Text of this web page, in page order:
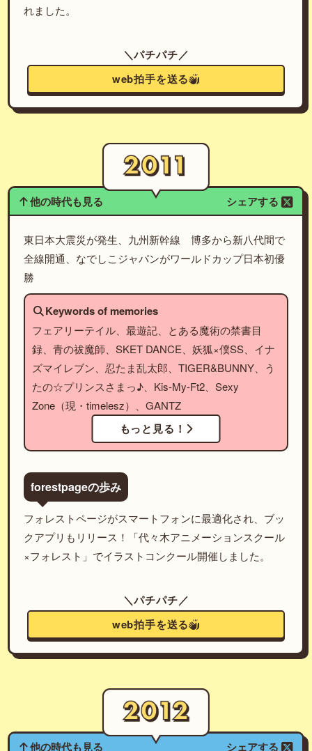
れました。
＼パチパチ／
web拍手を送る
他の時代も見る シェアする
東日本大震災が発生、九州新幹線 博多から新八代間で
全線開通、なでしこジャパンがワールドカップ日本初優
勝
Keywords of memories
フェアリーテイル、最遊記、とある魔術の禁書目
録、青の祓魔師、SKET DANCE、妖狐×僕SS、イナ
ズマイレブン、忍たま乱太郎、TIGER&BUNNY、う
たの☆プリンスさまっ♪、Kis-My-Ft2、Sexy
Zone（現・timelesz）、GANTZ
もっと見る！
forestpageの歩み
フォレストページがスマートフォンに最適化され、ブッ
クアプリもリリース！「代々木アニメーションスクール
×フォレスト」でイラストコンクール開催しました。
＼パチパチ／
web拍手を送る
他の時代も見る シェアする